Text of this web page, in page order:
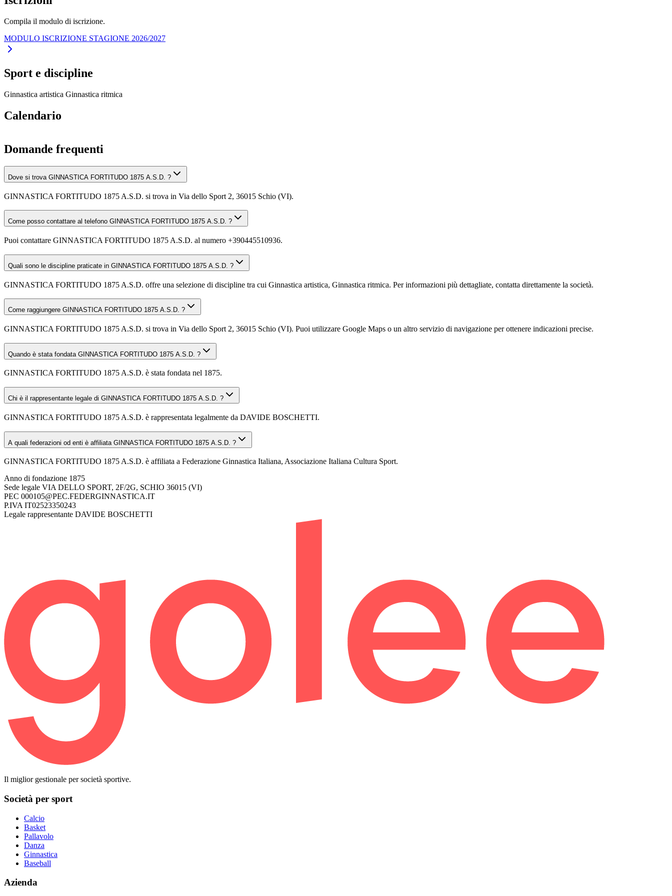
Compila il modulo di iscrizione.
MODULO ISCRIZIONE STAGIONE 2026/2027
Sport e discipline
Ginnastica artistica Ginnastica ritmica
Calendario
Domande frequenti
Dove si trova GINNASTICA FORTITUDO 1875 A.S.D. ?
GINNASTICA FORTITUDO 1875 A.S.D. si trova in Via dello Sport 2, 36015 Schio (VI).
Come posso contattare al telefono GINNASTICA FORTITUDO 1875 A.S.D. ?
Puoi contattare GINNASTICA FORTITUDO 1875 A.S.D. al numero +390445510936.
Quali sono le discipline praticate in GINNASTICA FORTITUDO 1875 A.S.D. ?
GINNASTICA FORTITUDO 1875 A.S.D. offre una selezione di discipline tra cui Ginnastica artistica, Ginnastica ritmica. Per informazioni più dettagliate, contatta direttamente la società.
Come raggiungere GINNASTICA FORTITUDO 1875 A.S.D. ?
GINNASTICA FORTITUDO 1875 A.S.D. si trova in Via dello Sport 2, 36015 Schio (VI). Puoi utilizzare Google Maps o un altro servizio di navigazione per ottenere indicazioni precise.
Quando è stata fondata GINNASTICA FORTITUDO 1875 A.S.D. ?
GINNASTICA FORTITUDO 1875 A.S.D. è stata fondata nel 1875.
Chi è il rappresentante legale di GINNASTICA FORTITUDO 1875 A.S.D. ?
GINNASTICA FORTITUDO 1875 A.S.D. è rappresentata legalmente da DAVIDE BOSCHETTI.
A quali federazioni od enti è affiliata GINNASTICA FORTITUDO 1875 A.S.D. ?
GINNASTICA FORTITUDO 1875 A.S.D. è affiliata a Federazione Ginnastica Italiana, Associazione Italiana Cultura Sport.
Anno di fondazione 1875
Sede legale VIA DELLO SPORT, 2F/2G, SCHIO 36015 (VI)
PEC 000105@PEC.FEDERGINNASTICA.IT
P.IVA IT02523350243
Legale rappresentante DAVIDE BOSCHETTI
Il miglior gestionale per società sportive.
Società per sport
Calcio
Basket
Pallavolo
Danza
Ginnastica
Baseball
Azienda